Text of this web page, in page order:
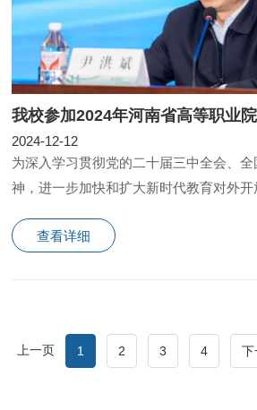
2024-12-12
为深入学习贯彻党的二十届三中全会、
神，进一步加快和扩大新时代教育对外
查看详细
上一页 1 2 3 4 下